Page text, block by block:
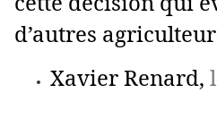
d’autres
Xavier Renard,